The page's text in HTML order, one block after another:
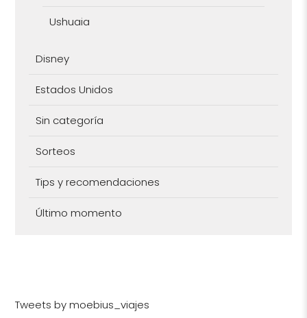
Ushuaia
Disney
Estados Unidos
Sin categoría
Sorteos
Tips y recomendaciones
Último momento
Tweets by moebius_viajes